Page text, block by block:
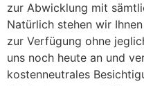
zur Abwicklung mit
Natürlich stehen wir
zur Verfügung ohne
uns noch heute an und
kostenneutrales